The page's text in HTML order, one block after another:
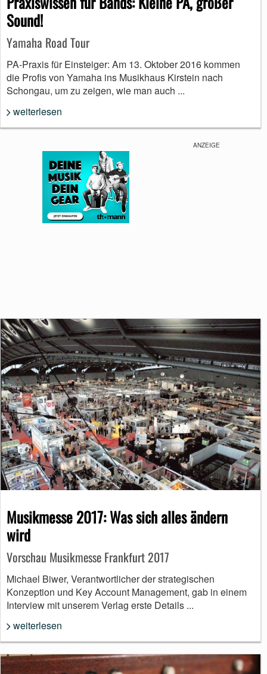
Sound!
Yamaha Road Tour
PA-Praxis für Einsteiger: Am 13. Oktober 2016 kommen
die Profis von Yamaha ins Musikhaus Kirstein nach
Schongau, um zu zeigen, wie man auch ...
weiterlesen
Musikmesse 2017: Was sich alles ändern
wird
Vorschau Musikmesse Frankfurt 2017
Michael Biwer, Verantwortlicher der strategischen
Konzeption und Key Account Management, gab in einem
Interview mit unserem Verlag erste Details ...
weiterlesen